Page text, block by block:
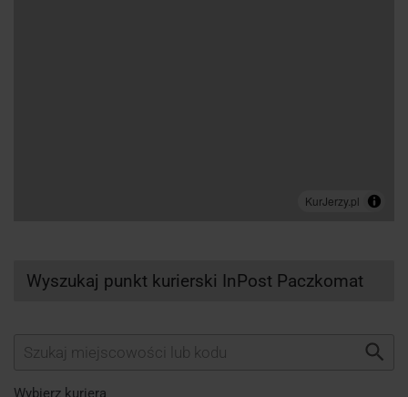
Wyszukaj punkt kurierski InPost Paczkomat
Wybierz kuriera